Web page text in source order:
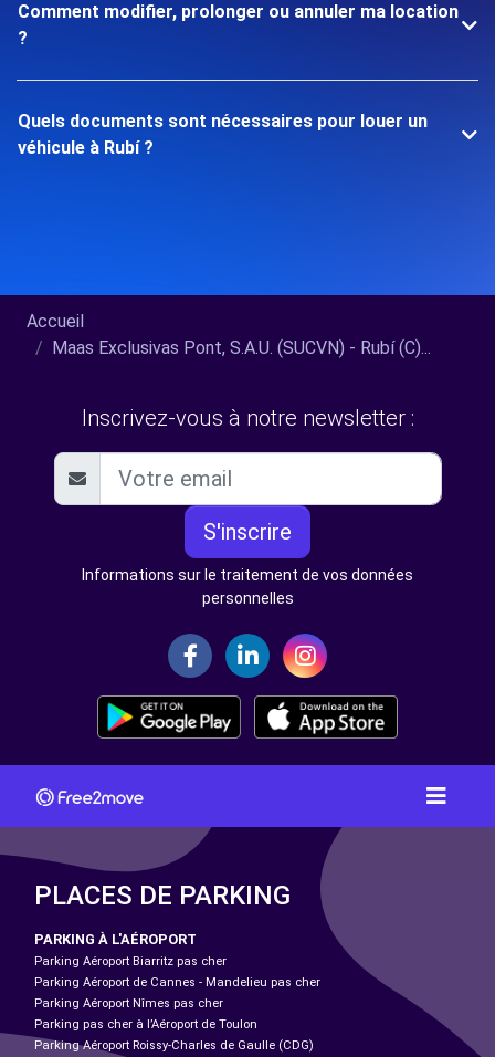
Comment modifier, prolonger ou annuler ma location
?
Quels documents sont nécessaires pour louer un
véhicule à Rubí ?
Accueil
Maas Exclusivas Pont, S.A.U. (SUCVN) - Rubí (C)...
Inscrivez-vous à notre newsletter :
S'inscrire
Informations sur le traitement de vos données
personnelles
PLACES DE PARKING
PARKING À L'AÉROPORT
Parking Aéroport Biarritz pas cher
Parking Aéroport de Cannes - Mandelieu pas cher
Parking Aéroport Nîmes pas cher
Parking pas cher à l’Aéroport de Toulon
Parking Aéroport Roissy-Charles de Gaulle (CDG)